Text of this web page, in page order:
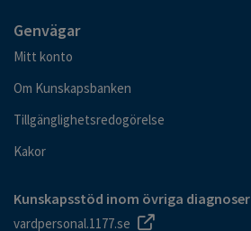
Genvägar
Mitt konto
Om Kunskapsbanken
Tillgänglighetsredogörelse
Kakor
Kunskapsstöd inom övriga diagnoser
vardpersonal.1177.se